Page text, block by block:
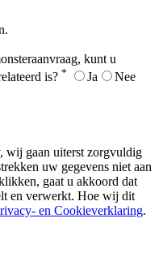
kunt u
is? * Ja Nee
wij gaan uiterst zorgvuldig
uw gegevens niet aan
gaat u akkoord dat
en verwerkt. Hoe wij dit
en Cookieverklaring.